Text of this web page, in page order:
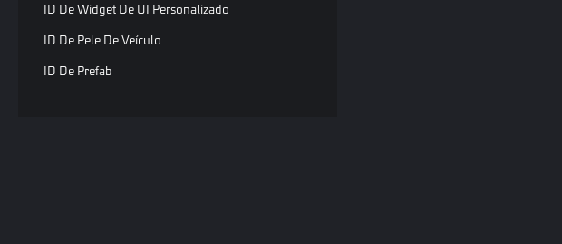
ID De Widget De UI Personalizado
ID De Pele De Veículo
ID De Prefab